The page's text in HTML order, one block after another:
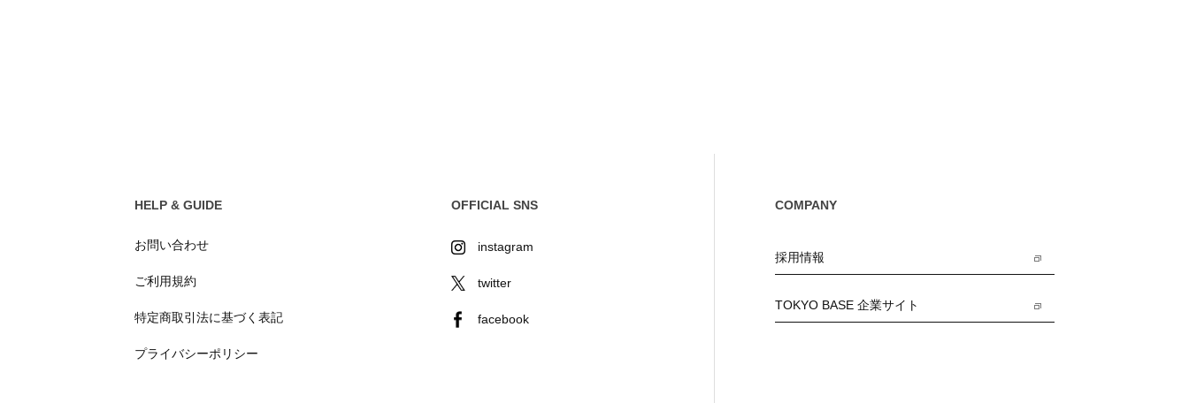
HELP & GUIDE
お問い合わせ
ご利用規約
特定商取引法に基づく表記
プライバシーポリシー
OFFICIAL SNS
instagram
twitter
facebook
COMPANY
採用情報
TOKYO BASE 企業サイト